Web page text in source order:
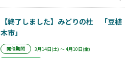
【終了しました】みどりの杜 「豆植
木市」
開催期間
3月14日(土) ～ 4月10日(金)